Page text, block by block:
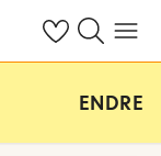
Se dine sparte
Søk påMeny
ENDRE